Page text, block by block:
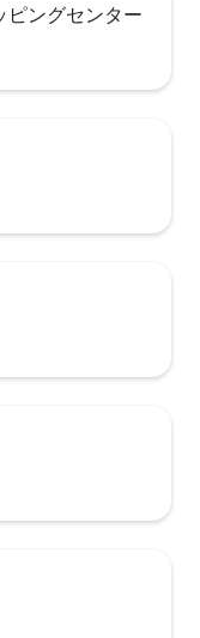
ピングセンター